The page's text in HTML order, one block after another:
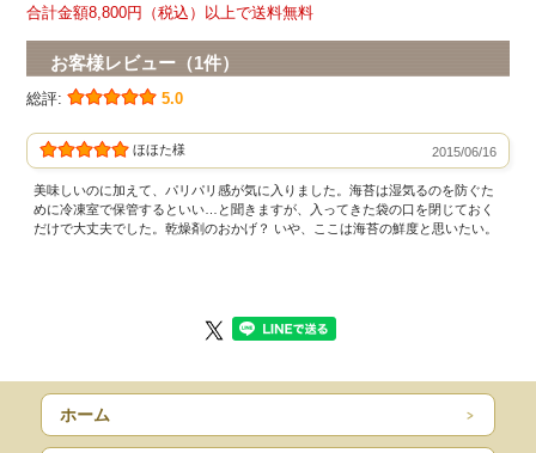
合計金額8,800円（税込）以上で送料無料
お客様レビュー（1件）
総評: 5.0
ほほた様 2015/06/16
美味しいのに加えて、パリパリ感が気に入りました。海苔は湿気るのを防ぐた
めに冷凍室で保管するといい…と聞きますが、入ってきた袋の口を閉じておく
だけで大丈夫でした。乾燥剤のおかげ？ いや、ここは海苔の鮮度と思いたい。
ホーム